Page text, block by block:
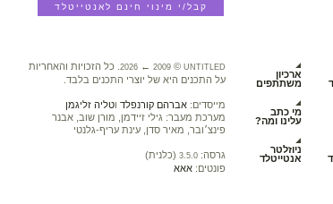
ארכיון
משתתפים
מי כתב
עלינו ומה?
ניוזלטר
אנטייטלד
2026 ← 2009 © UNTITLED
. כל הזכויות והאחריות
על התכנים היא של יוצרי התכנים בלבד.
מייסדים: אברהם קורנפלד וטליה זליגמן
מערכת מעבר: גילי זיידמן, מורן שוב, אבנר
פינצ׳ובר, מאיר סדן, עינת עריף-גלנטי
גרסה: 3.5.0 (כלנית)
פונטים: אאא